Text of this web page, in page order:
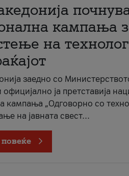
кампања
на
заедно со
официјално ја претставија
кампања „Одговорно со
на јавната свест...
повеќе